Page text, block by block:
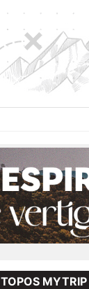
TOPOS MYTRIP